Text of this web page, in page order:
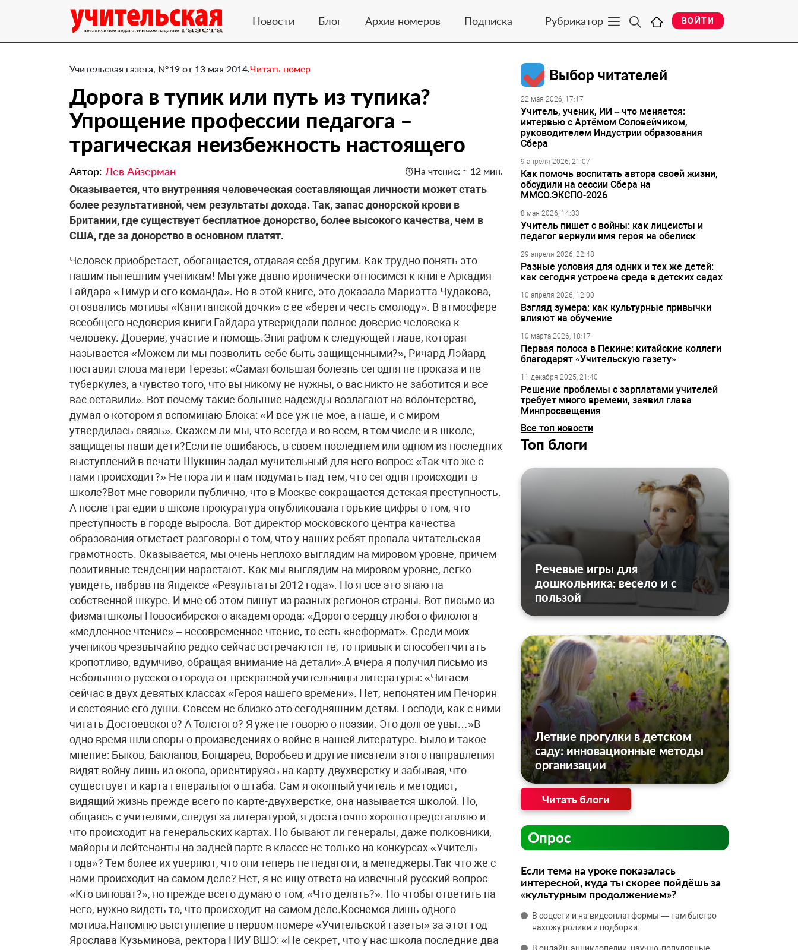
Новости Блог Архив номеров Подписка Рубрикатор ВОЙТИ
Учительская газета, №19 от 13 мая 2014.Читать номер
Дорога в тупик или путь из тупика?
Упрощение профессии педагога –
трагическая неизбежность настоящего
Автор: Лев Айзерман На чтение: ≈ 12 мин.
Оказывается, что внутренняя человеческая составляющая личности может стать
более результативной, чем результаты дохода. Так, запас донорской крови в
Британии, где существует бесплатное донорство, более высокого качества, чем в
США, где за донорство в основном платят.
Человек приобретает, обогащается, отдавая себя другим. Как трудно понять это
нашим нынешним ученикам! Мы уже давно иронически относимся к книге Аркадия
Гайдара «Тимур и его команда». Но в этой книге, это доказала Мариэтта Чудакова,
отозвались мотивы «Капитанской дочки» с ее «береги честь смолоду». В атмосфере
всеобщего недоверия книги Гайдара утверждали полное доверие человека к
человеку. Доверие, участие и помощь.Эпиграфом к следующей главе, которая
называется «Можем ли мы позволить себе быть защищенными?», Ричард Лэйард
поставил слова матери Терезы: «Самая большая болезнь сегодня не проказа и не
туберкулез, а чувство того, что вы никому не нужны, о вас никто не заботится и все
вас оставили». Вот почему такие большие надежды возлагают на волонтерство,
думая о котором я вспоминаю Блока: «И все уж не мое, а наше, и с миром
утвердилась связь». Скажем ли мы, что всегда и во всем, в том числе и в школе,
защищены наши дети?Если не ошибаюсь, в своем последнем или одном из последних
выступлений в печати Шукшин задал мучительный для него вопрос: «Так что же с
нами происходит?» Не пора ли и нам подумать над тем, что сегодня происходит в
школе?Вот мне говорили публично, что в Москве сокращается детская преступность.
А после трагедии в школе прокуратура опубликовала горькие цифры о том, что
преступность в городе выросла. Вот директор московского центра качества
образования отметает разговоры о том, что у наших ребят пропала читательская
грамотность. Оказывается, мы очень неплохо выглядим на мировом уровне, причем
позитивные тенденции нарастают. Как мы выглядим на мировом уровне, легко
увидеть, набрав на Яндексе «Результаты 2012 года». Но я все это знаю на
собственной шкуре. И мне об этом пишут из разных регионов страны. Вот письмо из
физматшколы Новосибирского академгорода: «Дорого сердцу любого филолога
«медленное чтение» – несовременное чтение, то есть «неформат». Среди моих
учеников чрезвычайно редко сейчас встречаются те, то привык и способен читать
кропотливо, вдумчиво, обращая внимание на детали».А вчера я получил письмо из
небольшого русского города от прекрасной учительницы литературы: «Читаем
сейчас в двух девятых классах «Героя нашего времени». Нет, непонятен им Печорин
и состояние его души. Совсем не близко это сегодняшним детям. Господи, как с ними
читать Достоевского? А Толстого? Я уже не говорю о поэзии. Это долгое увы…»В
одно время шли споры о произведениях о войне в нашей литературе. Было и такое
мнение: Быков, Бакланов, Бондарев, Воробьев и другие писатели этого направления
видят войну лишь из окопа, ориентируясь на карту-двухверстку и забывая, что
существует и карта генерального штаба. Сам я окопный учитель и методист,
видящий жизнь прежде всего по карте-двухверстке, она называется школой. Но,
общаясь с учителями, следуя за литературой, я достаточно хорошо представляю и
что происходит на генеральских картах. Но бывают ли генералы, даже полковники,
майоры и лейтенанты на задней парте в классе не только на конкурсах «Учитель
года»? Тем более их уверяют, что они теперь не педагоги, а менеджеры.Так что же с
нами происходит на самом деле? Нет, я не ищу ответа на извечный русский вопрос
«Кто виноват?», но прежде всего думаю о том, «Что делать?». Но чтобы ответить на
него, нужно видеть то, что происходит на самом деле.Коснемся лишь одного
мотива.Напомню выступление в первом номере «Учительской газеты» за этот год
Ярослава Кузьминова, ректора НИУ ВШЭ: «Не секрет, что у нас школа последние два
Выбор читателей
22 мая 2026, 17:17
Учитель, ученик, ИИ – что меняется:
интервью с Артёмом Соловейчиком,
руководителем Индустрии образования
Сбера
9 апреля 2026, 21:07
Как помочь воспитать автора своей жизни,
обсудили на сессии Сбера на
ММСО.ЭКСПО-2026
8 мая 2026, 14:33
Учитель пишет с войны: как лицеисты и
педагог вернули имя героя на обелиск
29 апреля 2026, 22:48
Разные условия для одних и тех же детей:
как сегодня устроена среда в детских садах
10 апреля 2026, 12:00
Взгляд зумера: как культурные привычки
влияют на обучение
10 марта 2026, 18:17
Первая полоса в Пекине: китайские коллеги
благодарят «Учительскую газету»
11 декабря 2025, 21:40
Решение проблемы с зарплатами учителей
требует много времени, заявил глава
Минпросвещения
Все топ новости
Топ блоги
Речевые игры для
дошкольника: весело и с
пользой
Летние прогулки в детском
саду: инновационные методы
организации
Читать блоги
Опрос
Если тема на уроке показалась
интересной, куда ты скорее пойдёшь за
«культурным продолжением»?
В соцсети и на видеоплатформы — там быстро
нахожу ролики и подборки.